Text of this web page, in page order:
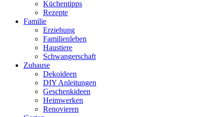
Küchentipps
Rezepte
Familie
Erziehung
Familienleben
Haustiere
Schwangerschaft
Zuhause
Dekoideen
DIY Anleitungen
Geschenkideen
Heimwerken
Renovieren